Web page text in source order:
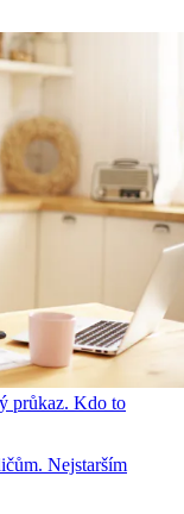
průkaz. Kdo to
Nejstarším